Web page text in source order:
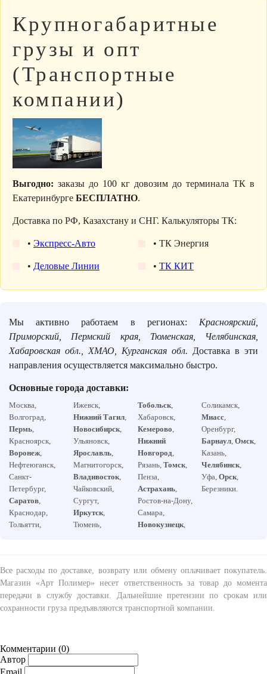
Крупногабаритные
грузы и опт
(Транспортные
компании)
Выгодно: заказы до 100 кг довозим до терминала ТК в
Екатеринбурге БЕСПЛАТНО.
Доставка по РФ, Казахстану и СНГ. Калькуляторы ТК:
• Экспресс-Авто
• Деловые Линии
• ТК Энергия
• ТК КИТ
Мы активно работаем в регионах: Красноярский,
Приморский, Пермский края, Тюменская, Челябинская,
Хабаровская обл., ХМАО, Курганская обл. Доставка в эти
направления осуществляется максимально быстро.
Основные города доставки:
Москва,
Волгоград,
Пермь,
Красноярск,
Воронеж,
Нефтеюганск,
Санкт-
Петербург,
Саратов,
Краснодар,
Тольятти,
Ижевск,
Нижний Тагил,
Новосибирск,
Ульяновск,
Ярославль,
Магнитогорск,
Владивосток,
Чайковский,
Сургут,
Иркутск,
Тюмень,
Тобольск,
Хабаровск,
Кемерово,
Нижний
Новгород,
Рязань, Томск,
Пенза,
Астрахань,
Ростов-на-Дону,
Самара,
Новокузнецк,
Соликамск,
Миасс,
Оренбург,
Барнаул,Омск,
Казань,
Челябинск,
Уфа,Орск,
Березники.
Все расходы по доставке, возврату или обмену оплачивает покупатель.
Магазин «Арт Полимер» несет ответственность за товар до момента
передачи в службу доставки. Дальнейшие претензии по срокам или
сохранности груза предъявляются транспортной компании.
Комментарии (0)
Автор